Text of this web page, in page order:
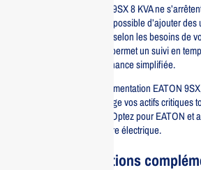
Les avantages de l’EATON 9SX 8 KVA ne
conception modulaire, il est possible d’ajouter
pour augmenter la capacité selon les besoins de
système de gestion intégré permet un suivi en
proactives pour une maintenance simplifiée.
Investir dans le module d’alimentation EATON
robuste et efficace qui protège vos actifs critiques
énergétiques à long terme. Optez pour EATON et
fiabilité de votre infrastructure électrique.
Informations